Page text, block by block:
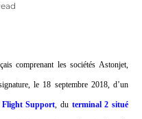
comprenant les sociétés Astonjet,
le 18 septembre 2018, d’un
Flight Support, du terminal 2 situé